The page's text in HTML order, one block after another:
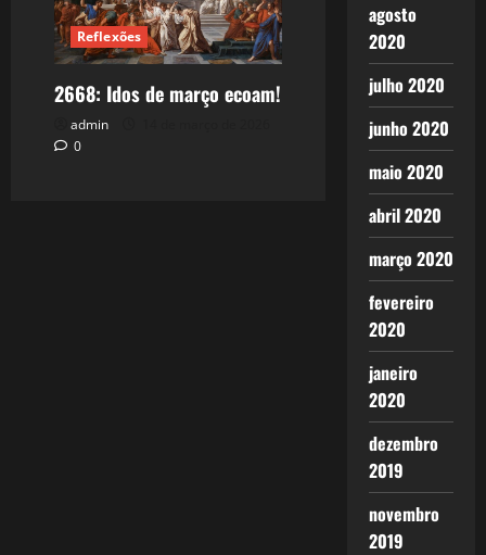
Reflexões
2668: Idos de março ecoam!
admin
0
agosto
2020
julho 2020
junho 2020
maio 2020
abril 2020
março 2020
fevereiro
2020
janeiro
2020
dezembro
2019
novembro
2019